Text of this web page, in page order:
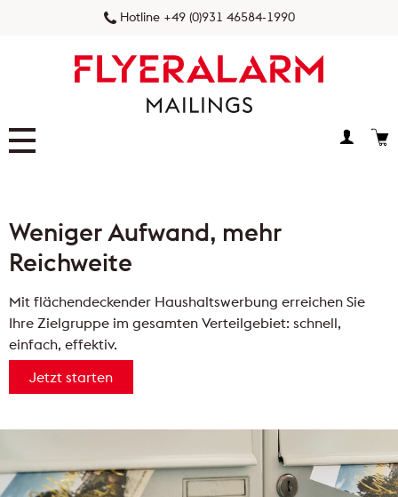
Hotline +49 (0)931 46584-1990
FLYERALARM Postaktuell
NEU
FLYERALARM Dialogpost
FLYERALARM Versandservice
FLYERALARM Mailings
Aufwand, mehr
Haushaltswerbung erreichen Sie
im gesamten Verteilgebiet: schnell,
Neuer
mehr